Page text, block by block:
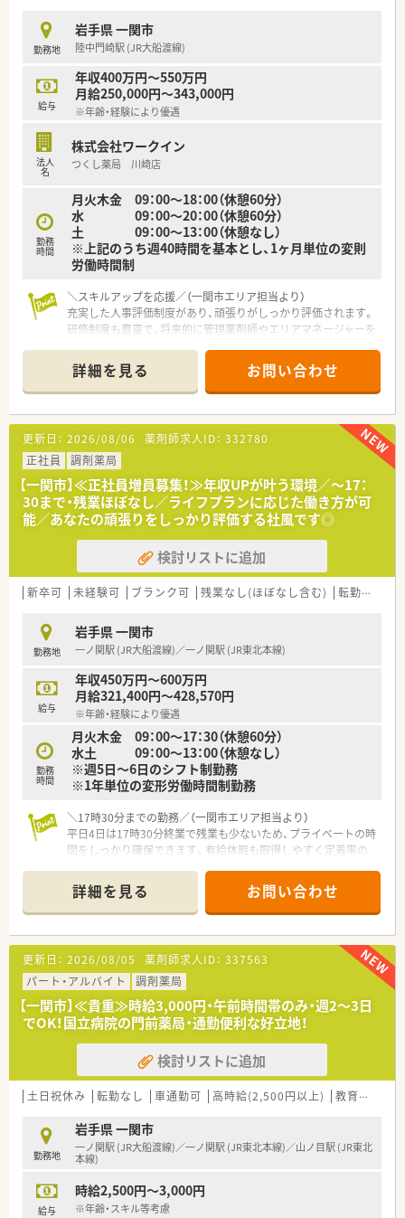
風通しの良い環境の中でモチベーション高く働けます。
【想定されるキャリアイメージ】
■定期的なフィードバック面談を通じてご自身の目標達成状況
を確認し着実にステップアップを図ることができます。
■現場での経験を積んだ後はご希望や適性に応じて管理薬剤師
やエリアマネージャーなどへの挑戦も可能です。
継続的な学習をサポートする体制があり専門性を高められま
す。
勤務地
岩手県 一関市
陸中門崎駅 (JR大船渡線)
給与
年収400万円～550万円
月給250,000円～343,000円
※年齢・経験により優遇
法人
名
株式会社ワークイン
つくし薬局 川崎店
勤務
時間
月火木金 09：00～18：00（休憩60分）
水 09：00～20：00（休憩60分）
土 09：00～13：00（休憩なし）
※上記のうち週40時間を基本とし、1ヶ月単位の変則
労働時間制
＼スキルアップを応援／（一関市エリア担当より）
充実した人事評価制度があり、頑張りがしっかり評価されます。
研修制度も豊富で、将来的に管理薬剤師やエリアマネージャーを
＊------------------------------------------＊
【店舗情報と応需状況について】
■JR大船渡線の陸中門崎駅から車で10分ほどの国道284号線沿
いに位置し日差しが入りやすい明るい薬局です。
■近隣医療機関から内科や小児科や消化器科などの処方箋を1日
あたり約80枚応需し地域医療に貢献しております。
■現在は常勤薬剤師2名と派遣薬剤師1名に加えて医療事務スタ
ッフ2名が在籍しており手厚い人員配置体制です。
【法人特徴について】
■岩手県に本社を置き県内に20店舗以上を展開する地域に密着
した地場チェーンの優良薬局企業でございます。
■平均年齢は37歳と若い世代が活躍しており一人ひとりのライ
フプランに寄り添う社員思いの社風が根付いています。
面談を通じて個々の成長を正当に評価しています。
【こんな方が活躍中】
■患者様一人ひとりと誠実に向き合い明るいコミュニケーショ
ンを心がけて業務に取り組む方が活躍しています。
■自分のキャリアビジョンを明確に持ちステップアップを目指
して目標へ努力を重ねる薬剤師が在籍しています。
■幅広い疾患の処方箋に触れながら高度な専門知識を吸収して
地域医療に貢献したい人がイキイキ働いています。
詳細を見る お問い合わせ
更新日： 2026/08/06 薬剤師求人ID： 332780
正社員
調剤薬局
【一関市】≪正社員増員募集！≫年収UPが叶う環境／～17：
30まで・残業ほぼなし／ライフプランに応じた働き方が可
能／あなたの頑張りをしっかり評価する社風です◎
検討リストに追加
新卒可 未経験可 ブランク可 残業なし(ほぼなし含む) 転勤なし
勤務地
岩手県 一関市
一ノ関駅 (JR大船渡線)／一ノ関駅 (JR東北本線)
給与
年収450万円～600万円
月給321,400円～428,570円
※年齢・経験により優遇
勤務
時間
月火木金 09：00～17：30（休憩60分）
水土 09：00～13：00（休憩なし）
※週5日～6日のシフト制勤務
※1年単位の変形労働時間制勤務
＼17時30分までの勤務／（一関市エリア担当より）
平日4日は17時30分終業で残業も少ないため、プライベートの時
間をしっかり確保できます。有給休暇も取得しやすく定着率の
＊------------------------------------------＊
【店舗情報と応需状況について】
■JR大船渡線およびJR東北本線の一ノ関駅から車で8分ほどの
場所に位置しお車での通勤に大変便利な調剤薬局です。
■近隣医療機関から内科や消化器科や小児科などの処方箋を1日
あたり50枚から60枚程度応需して地域医療に貢献しています。
■現在は常勤薬剤師が2名と医療事務スタッフが2名在籍してお
り協力しながら日々の調剤業務や患者様対応を行っておりま
す。
【法人特徴について】
■岩手県内に本社を置き地域に根差した店舗展開を続けている
チェーン薬局であり今後の成長も見込まれる優良な企業です。
異動や無理な働き方を強いることはなく安心して勤務可能で
す。
■経営陣と社員の距離が近くコミュニケーションが活発であり
す。
詳細を見る お問い合わせ
更新日： 2026/08/05 薬剤師求人ID： 337563
パート・アルバイト
調剤薬局
【一関市】≪貴重≫時給3,000円・午前時間帯のみ・週2～3日
でOK！国立病院の門前薬局・通勤便利な好立地！
検討リストに追加
土日祝休み 転勤なし 車通勤可 高時給(2,500円以上) 教育制度あり
勤務地
岩手県 一関市
一ノ関駅 (JR大船渡線)／一ノ関駅 (JR東北本線)／山ノ目駅 (JR東北
本線)
給与
時給2,500円～3,000円
※年齢・スキル等考慮